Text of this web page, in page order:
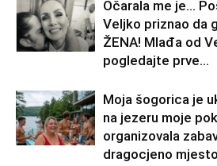
Očarala me je…
Veljko priznao da
ŽENA! Mlađa od
pogledajte prve...
Moja šogorica je
na jezeru moje
organizovala
dragocjeno